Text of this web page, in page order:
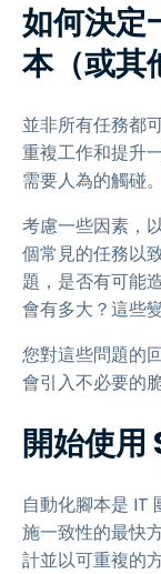
如何決定
本（或其
並非所有任務都
重複工作和提升
需要人為的觸碰。
考慮一些因素，
個常見的任務以
題，是否有可能
會有多大？這些
您對這些問題的
會引入不必要的
開始使
自動化腳本是 IT
施一致性的最快
計並以可重複的